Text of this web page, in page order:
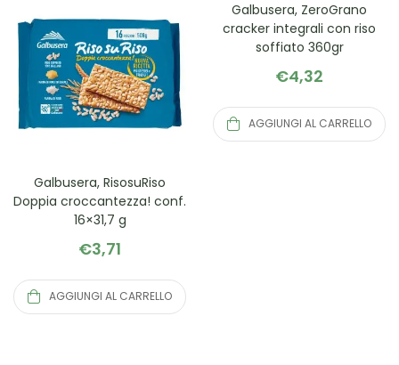
Galbusera, RisosuRiso
Doppia croccantezza! conf.
16×31,7 g
€3,71
AGGIUNGI AL CARRELLO
Galbusera, ZeroGrano
cracker integrali con riso
soffiato 360gr
€4,32
AGGIUNGI AL CARRELLO